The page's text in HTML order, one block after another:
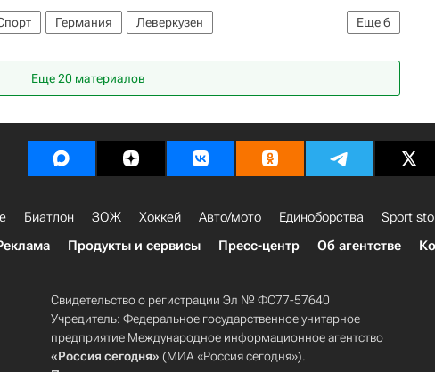
Еще6
Германия
Леверкузен
Еще 20 материалов
Биатлон ЗОЖ Хоккей Авто/мото Единоборства
Sport
Продукты и сервисы Пресс-центр Об агентстве
Свидетельство о регистрации Эл № ФС77-57640
Учредитель: Федеральное государственное унитарное
предприятие Международное информационное агентство
«Россия сегодня» (МИА «Россия сегодня»).